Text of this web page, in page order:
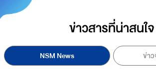
ข่าวสารที่น่าสนใจ
NSM News ข่า